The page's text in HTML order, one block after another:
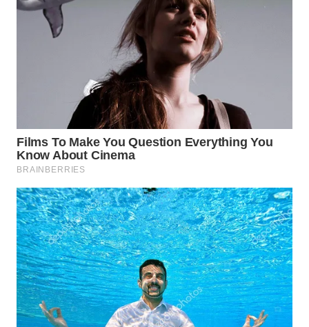
INDRAMAYU
MAJALENGKA
WN
SUBANG
WN
SUKABUMI
WN
PURWAKARTA
WN
PRIANGAN